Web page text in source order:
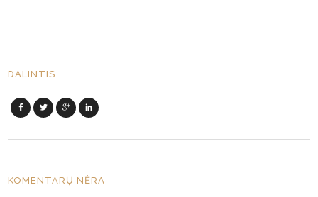
DALINTIS
KOMENTARŲ NĖRA